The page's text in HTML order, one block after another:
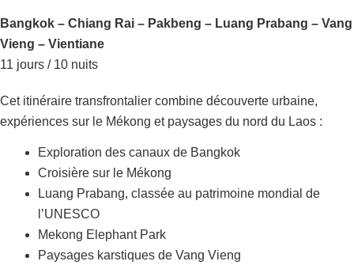
Bangkok – Chiang Rai – Pakbeng – Luang Prabang – Vang
Vieng – Vientiane
11 jours / 10 nuits
Cet itinéraire transfrontalier combine découverte urbaine,
expériences sur le Mékong et paysages du nord du Laos :
Exploration des canaux de Bangkok
Croisière sur le Mékong
Luang Prabang, classée au patrimoine mondial de
l’UNESCO
Mekong Elephant Park
Paysages karstiques de Vang Vieng